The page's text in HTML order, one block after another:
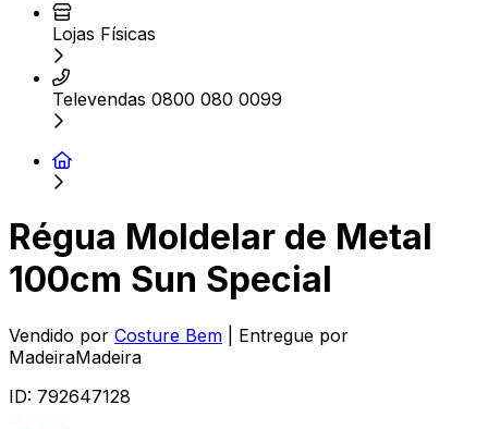
Lojas Físicas
Televendas 0800 080 0099
Régua Moldelar de Metal
100cm Sun Special
Vendido por Costure Bem
| Entregue por
MadeiraMadeira
ID: 792647128